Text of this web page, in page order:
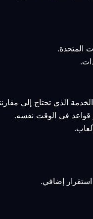
الذي تحتاج إلى
قواعد في الوقت نفسه.
إضافي.